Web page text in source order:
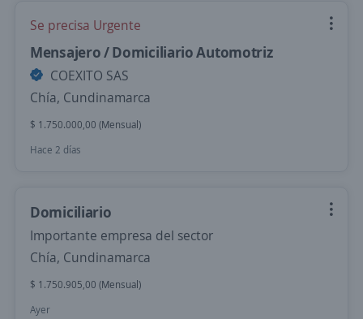
Se precisa Urgente
Mensajero / Domiciliario Automotriz
COEXITO SAS
Chía, Cundinamarca
$ 1.750.000,00 (Mensual)
Hace 2 días
Domiciliario
Importante empresa del sector
Chía, Cundinamarca
$ 1.750.905,00 (Mensual)
Ayer